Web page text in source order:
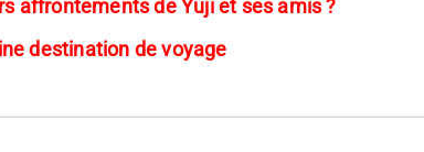
affrontements de Yuji et ses amis ?
destination de voyage